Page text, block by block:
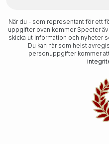
När du - som representant för ett
uppgifter ovan kommer Specter
skicka ut information och nyheter
Du kan när som helst
personuppgifter kommer